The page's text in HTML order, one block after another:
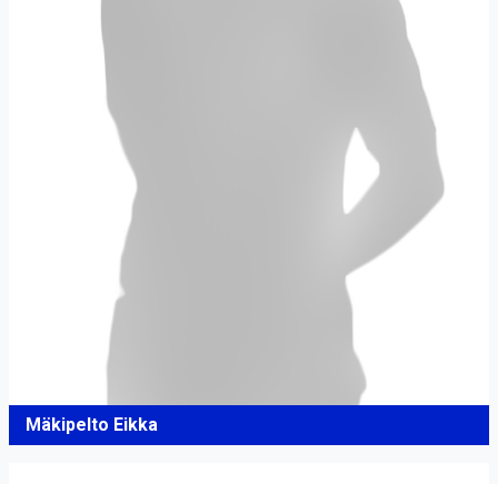
Mäkipelto Eikka